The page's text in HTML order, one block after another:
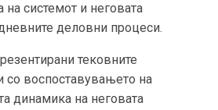
на системот и неговата
деловни процеси.
тековните
со воспоставувањето на
динамика на неговата